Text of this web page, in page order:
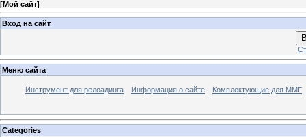
[Мой сайт]
Вход на сайт
Меню сайта
Инструмент для релоадинга Информация о сайте Комплектующие для ММГ
Categories